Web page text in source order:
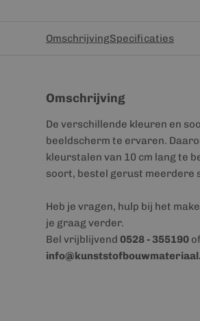
OmschrijvingSpecificaties
Omschrijving
De verschillende kleuren en
beeldscherm te ervaren.
kleurstalen van 10 cm lang te
soort, bestel gerust meerdere
Heb je vragen, hulp bij het
je graag verder.
Bel vrijblijvend 0528 - 355190